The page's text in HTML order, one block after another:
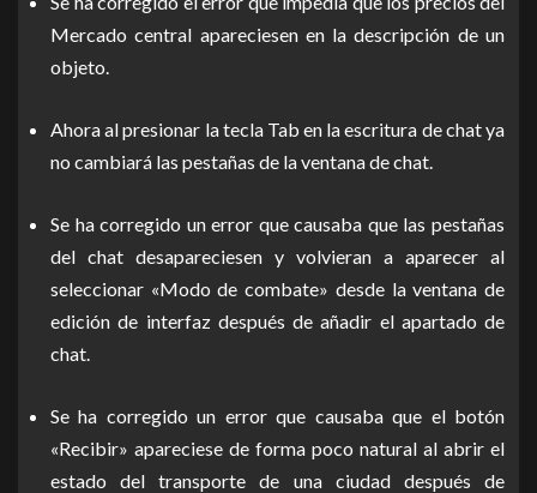
Mercado central apareciesen en la descripción de un
objeto.
Ahora al presionar la tecla Tab en la escritura de chat ya
no cambiará las pestañas de la ventana de chat.
Se ha corregido un error que causaba que las pestañas
del chat desapareciesen y volvieran a aparecer al
seleccionar «Modo de combate» desde la ventana de
edición de interfaz después de añadir el apartado de
chat.
Se ha corregido un error que causaba que el botón
«Recibir» apareciese de forma poco natural al abrir el
estado del transporte de una ciudad después de